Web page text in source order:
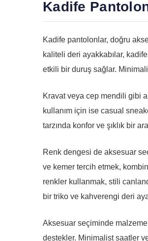
Kadife
Kadife pantolonlar, doğru
kaliteli deri ayakkabılar,
etkili bir duruş sağlar.
Kravat veya cep mendili gibi
kullanım için ise casual
tarzında konfor ve şıklık bir
Renk dengesi de aksesuar
ve kemer tercih etmek,
renkler kullanmak, stili
bir triko ve kahverengi deri
Aksesuar seçiminde
destekler. Minimalist saatler